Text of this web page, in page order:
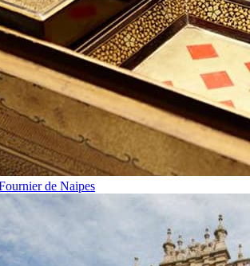
de Naipes